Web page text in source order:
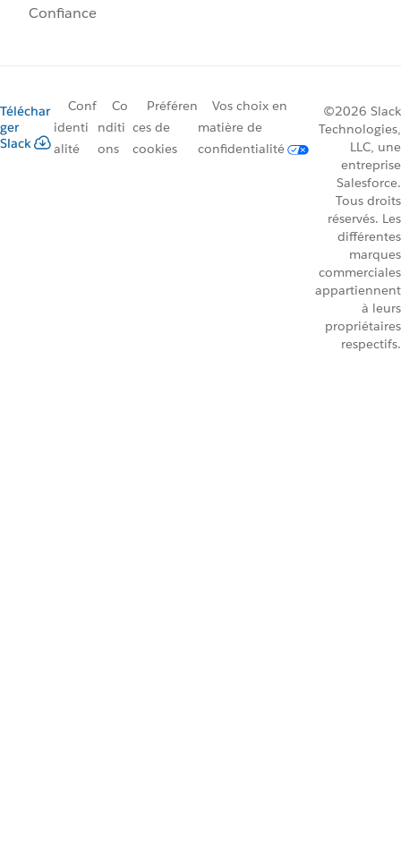
Confiance
Téléchar
ger
Slack
Conf
identi
alité
Co
nditi
ons
Préféren
ces de
cookies
Vos choix en
matière de
confidentialité
©2026 Slack
Technologies,
LLC, une
entreprise
Salesforce.
Tous droits
réservés. Les
différentes
marques
commerciales
appartiennent
à leurs
propriétaires
respectifs.